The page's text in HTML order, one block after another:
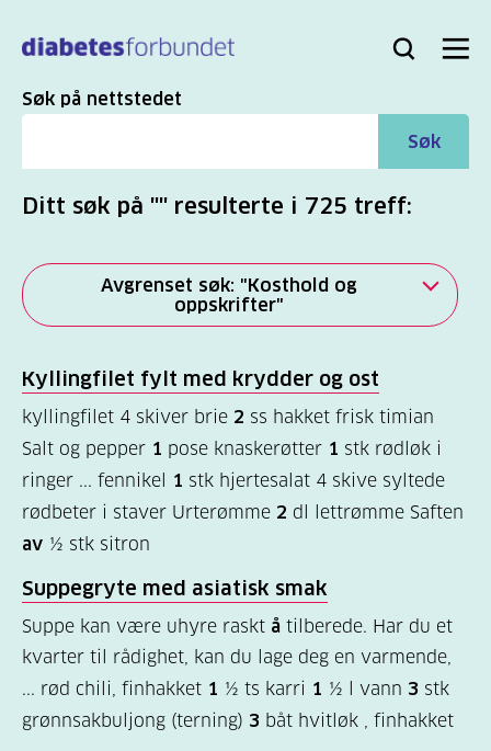
hovedinnhold
Bli
Logg
Søk Meny
Søk
Søk på nettstedet
Søk
Ditt søk på "" resulterte i 725 treff:
Avgrenset søk: "Kosthold og
oppskrifter"
(2817)
Mer
(863)
Kosthold
og
oppskrifter
(725)
Tilbud
til
Kyllingfilet fylt med krydder og ost
kyllingfilet 4 skiver brie 2 ss hakket frisk timian
Salt og pepper 1 pose knaskerøtter 1 stk rødløk i
ringer ... fennikel
1 stk hjertesalat 4 skive syltede
rødbeter i staver Urterømme 2 dl lettrømme Saften
av ½ stk sitron
Suppegryte med asiatisk smak
Suppe kan være uhyre raskt å tilberede. Har du et
kvarter til rådighet, kan du lage deg en varmende,
... rød chili, finhakket 1 ½ ts karri 1 ½ l vann 3 stk
grønnsakbuljong (terning) 3 båt hvitløk , finhakket